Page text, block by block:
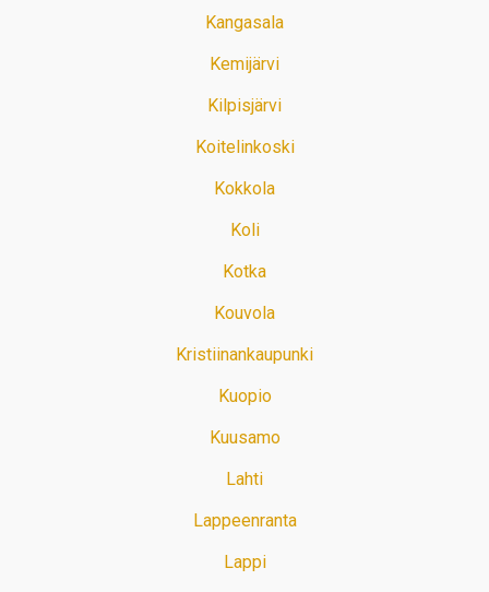
Kangasala
Kemijärvi
Kilpisjärvi
Koitelinkoski
Kokkola
Koli
Kotka
Kouvola
Kristiinankaupunki
Kuopio
Kuusamo
Lahti
Lappeenranta
Lappi